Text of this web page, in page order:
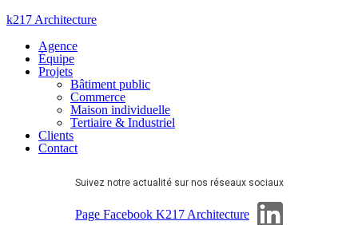
Aller
contenu
k217 Architecture
Agence
Équipe
Projets
Bâtiment public
Commerce
Maison individuelle
Tertiaire & Industriel
Clients
Contact
Suivez notre actualité sur nos réseaux sociaux
Page Facebook K217 Architecture